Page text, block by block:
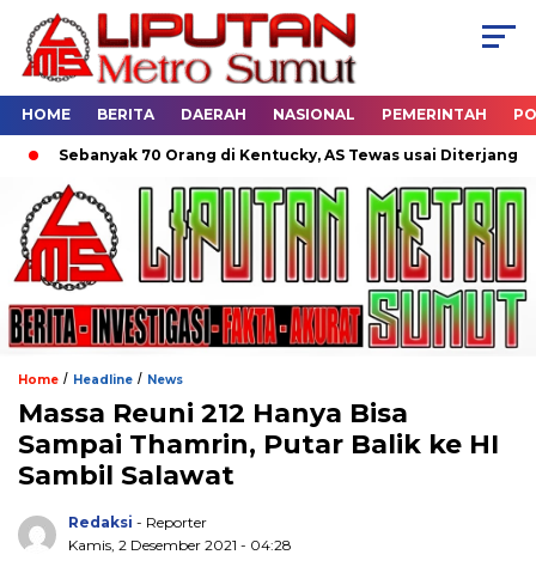
HOME BERITA DAERAH NASIONAL PEMERINTAH
Sebanyak 70 Orang di Kentucky, AS Tewas usai Diterjang
Home / Headline / News
Massa Reuni 212 Hanya Bisa
Sampai Thamrin, Putar Balik ke HI
Sambil Salawat
Redaksi - Reporter
Kamis, 2 Desember 2021 - 04:28